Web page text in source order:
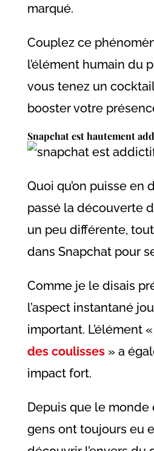
marqué.
Couplez ce
l’élément humain du
vous tenez un
booster votre
Snapchat est hautement
Quoi qu’on puisse en
passé la découverte
un peu différente,
dans Snapchat pour
Comme je le disais
l’aspect instantané
important. L’élément «
des coulisses» a
impact fort.
Depuis que le monde
gens ont toujours eu